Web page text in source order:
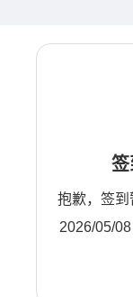
签
抱歉，签
2026/05/